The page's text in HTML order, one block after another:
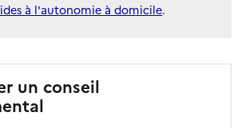
à l'autonomie à domicile.
un conseil